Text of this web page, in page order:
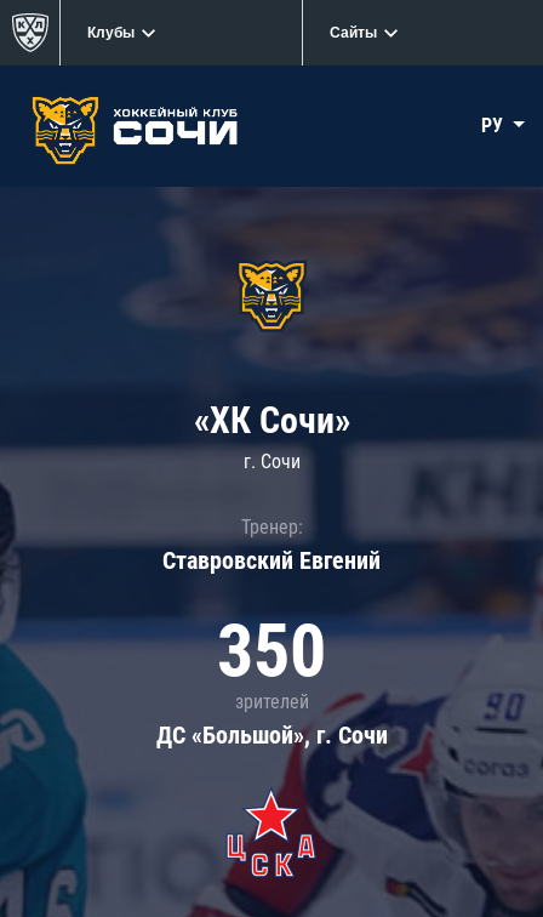
Клубы Сайты
РУ
«ХК Сочи»
г. Сочи
Тренер:
Ставровский Евгений
350
зрителей
ДС «Большой», г. Сочи